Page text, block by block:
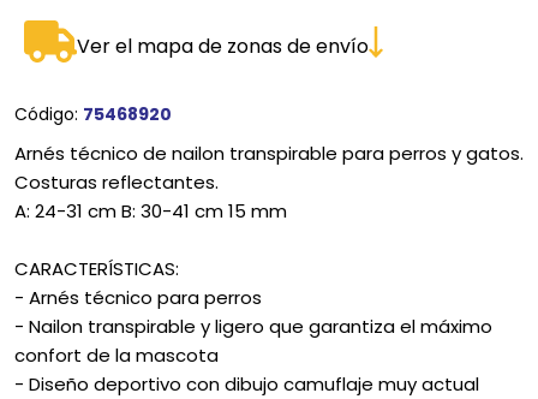
Ver el mapa de zonas de envío
Código: 75468920
Arnés técnico de nailon transpirable para perros y gatos.
Costuras reflectantes.
A: 24-31 cm B: 30-41 cm 15 mm
CARACTERÍSTICAS:
- Arnés técnico para perros
- Nailon transpirable y ligero que garantiza el máximo
confort de la mascota
- Diseño deportivo con dibujo camuflaje muy actual